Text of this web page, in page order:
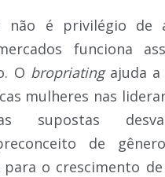
não é privilégio de
funciona
O bropriatingajuda a
mulheres nas
supostas
de
o crescimento de